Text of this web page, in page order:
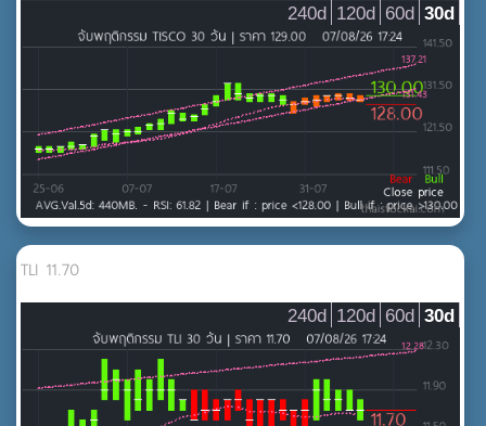
30d
60d
120d
240d
TLI 11.70
30d
60d
120d
240d